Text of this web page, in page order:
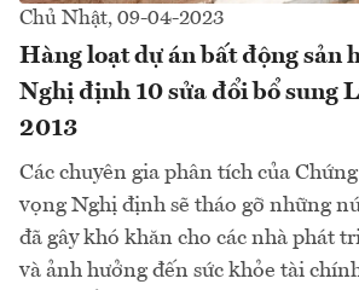
Chủ Nhật, 09-04-2023
Hàng loạt dự án bất động sản
Nghị định 10 sửa đổi bổ sung
2013
Các chuyên gia phân tích của
vọng Nghị định sẽ tháo gỡ những
đã gây khó khăn cho các nhà phát
và ảnh hưởng đến sức khỏe tài